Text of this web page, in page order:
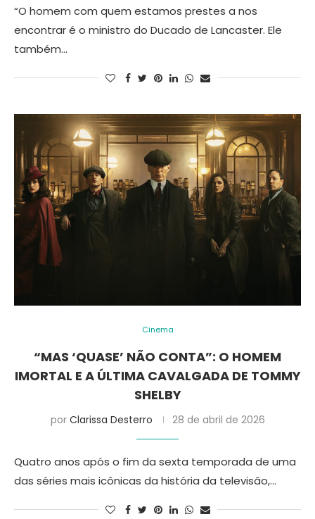
“O homem com quem estamos prestes a nos
encontrar é o ministro do Ducado de Lancaster. Ele
também…
Cinema
“MAS ‘QUASE’ NÃO CONTA”: O HOMEM
IMORTAL E A ÚLTIMA CAVALGADA DE TOMMY
SHELBY
por Clarissa Desterro 28 de abril de 2026
Quatro anos após o fim da sexta temporada de uma
das séries mais icônicas da história da televisão,…